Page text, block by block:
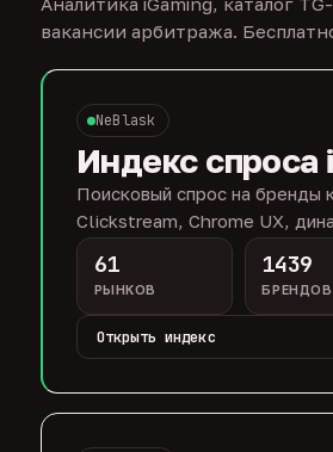
вакансии арбитража.
NeBlask
Индекс спроса
Поисковый спрос на бренды
Clickstream, Chrome UX,
61
РЫНКОВ
1439
БРЕНДОВ
Открыть индекс